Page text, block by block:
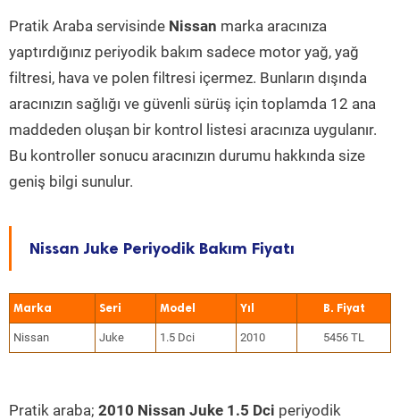
Pratik Araba servisinde Nissan marka aracınıza
yaptırdığınız periyodik bakım sadece motor yağ, yağ
filtresi, hava ve polen filtresi içermez. Bunların dışında
aracınızın sağlığı ve güvenli sürüş için toplamda 12 ana
maddeden oluşan bir kontrol listesi aracınıza uygulanır.
Bu kontroller sonucu aracınızın durumu hakkında size
geniş bilgi sunulur.
Nissan Juke Periyodik Bakım Fiyatı
Marka Seri Model Yıl
Nissan Juke 1.5 Dci 2010 5456 TL
Pratik araba; 2010 Nissan Juke 1.5 Dci periyodik